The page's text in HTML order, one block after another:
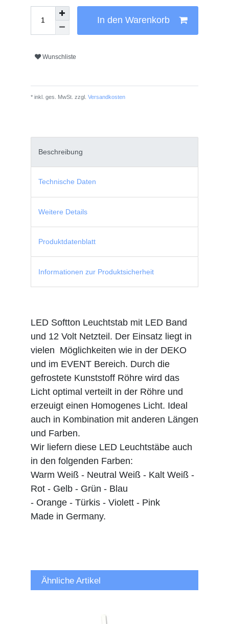
In den Warenkorb
Wunschliste
* inkl. ges. MwSt. zzgl. Versandkosten
Beschreibung
Technische Daten
Weitere Details
Produktdatenblatt
Informationen zur Produktsicherheit
LED Softton Leuchtstab mit LED Band
und 12 Volt Netzteil. Der Einsatz liegt in
vielen Möglichkeiten wie in der DEKO
und im EVENT Bereich. Durch die
gefrostete Kunststoff Röhre wird das
Licht optimal verteilt in der Röhre und
erzeuigt einen Homogenes Licht. Ideal
auch in Kombination mit anderen Längen
und Farben.
Wir liefern diese LED Leuchtstäbe auch
in den folgenden Farben:
Warm Weiß - Neutral Weiß - Kalt Weiß -
Rot - Gelb - Grün - Blau
- Orange - Türkis - Violett - Pink
Made in Germany.
Ähnliche Artikel